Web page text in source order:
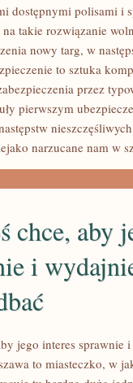
dostępnymi polisami i
takie rozwiązanie
nowy targ, w
to sztuka
przez
pierwszym
narzucane nam w
chce, aby
i
jego interes sprawnie
to miasteczko, w